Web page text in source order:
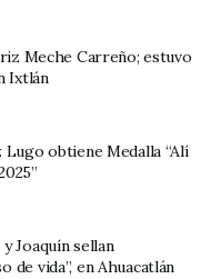
Meche Carreño; estuvo
Ixtlán
Lugo obtiene Medalla “Alí
Joaquín sellan
de vida”, en Ahuacatlán